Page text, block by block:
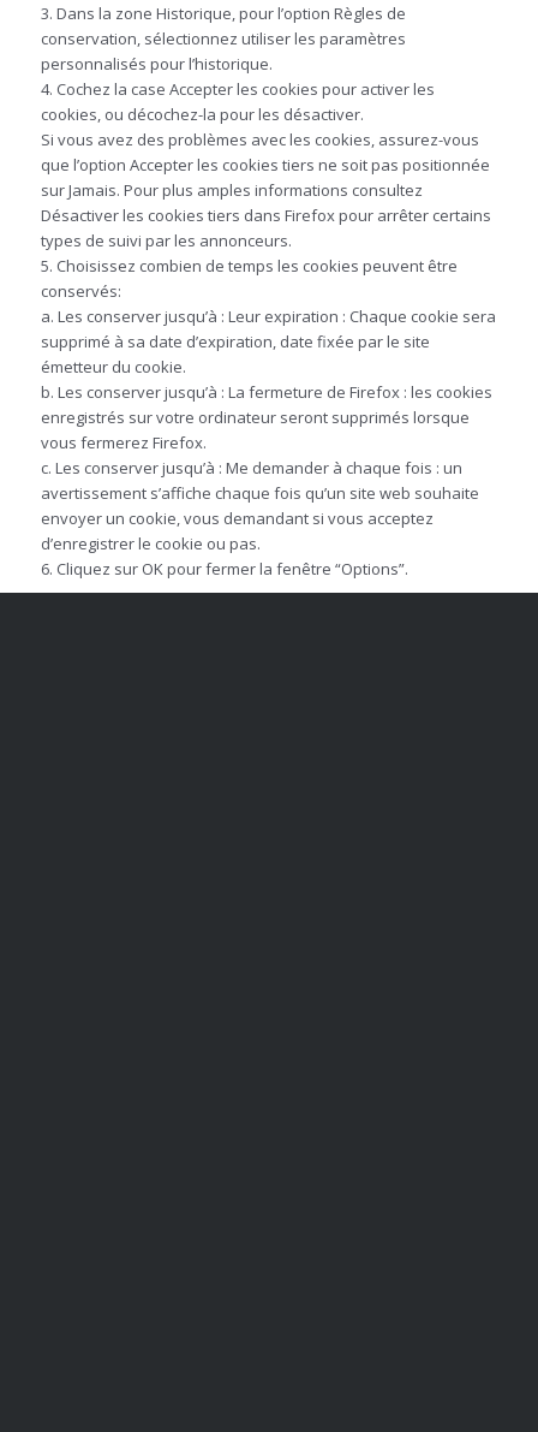
3. Dans la zone Historique, pour l’option Règles de
conservation, sélectionnez utiliser les paramètres
personnalisés pour l’historique.
4. Cochez la case Accepter les cookies pour activer les
cookies, ou décochez-la pour les désactiver.
Si vous avez des problèmes avec les cookies, assurez-vous
que l’option Accepter les cookies tiers ne soit pas positionnée
sur Jamais. Pour plus amples informations consultez
Désactiver les cookies tiers dans Firefox pour arrêter certains
types de suivi par les annonceurs.
5. Choisissez combien de temps les cookies peuvent être
conservés:
a. Les conserver jusqu’à : Leur expiration : Chaque cookie sera
supprimé à sa date d’expiration, date fixée par le site
émetteur du cookie.
b. Les conserver jusqu’à : La fermeture de Firefox : les cookies
enregistrés sur votre ordinateur seront supprimés lorsque
vous fermerez Firefox.
c. Les conserver jusqu’à : Me demander à chaque fois : un
avertissement s’affiche chaque fois qu’un site web souhaite
envoyer un cookie, vous demandant si vous acceptez
d’enregistrer le cookie ou pas.
6. Cliquez sur OK pour fermer la fenêtre “Options”.